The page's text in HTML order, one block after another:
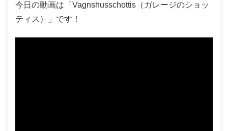
今日の動画は「Vagnshusschottis（ガレージのショッ
ティス）」です！